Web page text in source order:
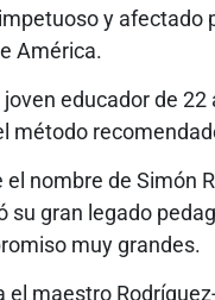
y
América.
educador de
método
nombre de Simón
gran legado
muy grandes.
el maestro